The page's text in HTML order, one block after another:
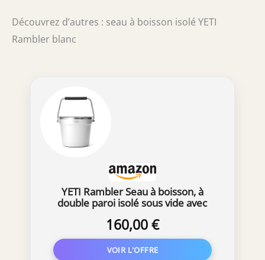
Découvrez d’autres : seau à boisson isolé YETI
Rambler blanc
YETI Rambler Seau à boisson, à
double paroi isolé sous vide avec
160,00 €